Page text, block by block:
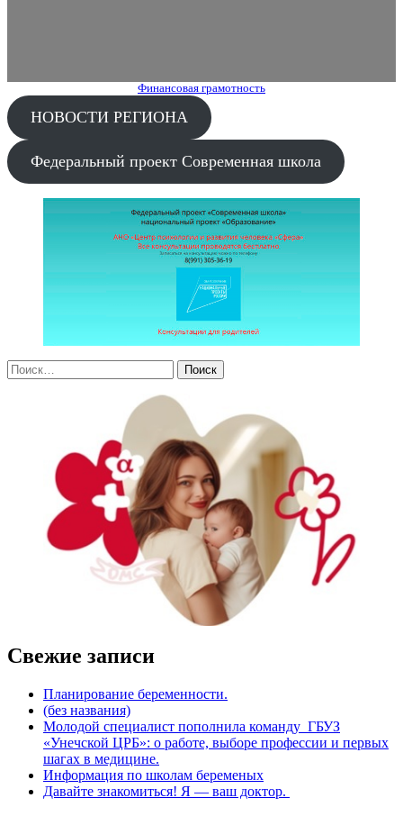
Финансовая грамотность
НОВОСТИ РЕГИОНА
Федеральный проект Современная школа
Свежие записи
Планирование беременности.
(без названия)
Молодой специалист пополнила команду ГБУЗ
«Унечской ЦРБ»: о работе, выборе профессии и первых
шагах в медицине.
Информация по школам беременых
Давайте знакомиться! Я — ваш доктор. ‍